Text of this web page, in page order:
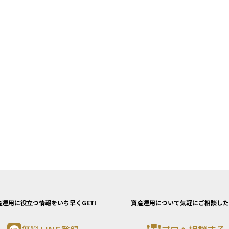
運用に役立つ情報をいち早くGET! 資産運用について気軽にご相談し